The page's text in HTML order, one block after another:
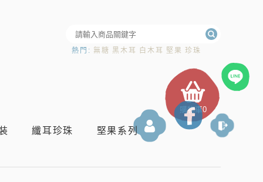
熱門: 無糖 黑木耳 白木耳 堅果 珍珠
購物車0
登入
纖耳珍珠 堅果系列